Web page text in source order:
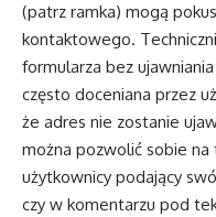
(patrz ramka) mogą
kontaktowego.
formularza bez
często doceniana przez
że adres nie zostanie
można pozwolić sobie
użytkownicy podający
czy w komentarzu pod